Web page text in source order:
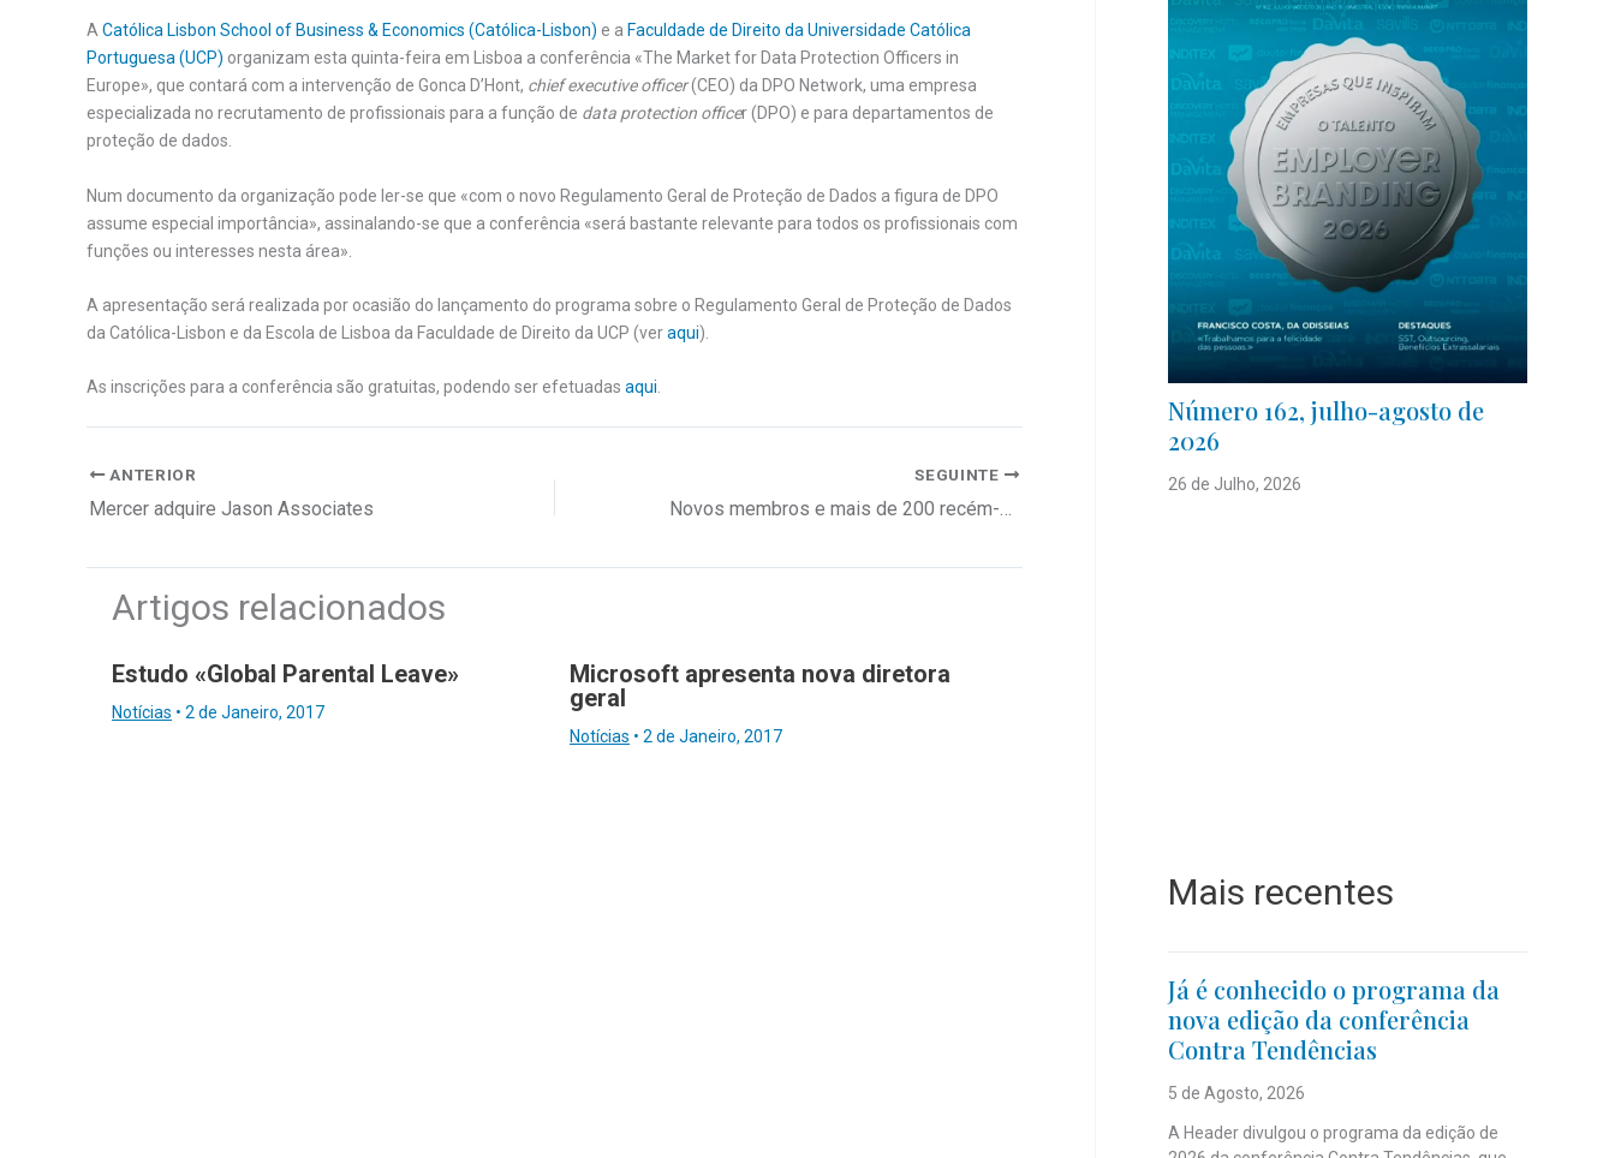
A Católica Lisbon School of Business & Economics (Católica-Lisbon) e a Faculdade de Direito da Universidade Católica
Portuguesa (UCP) organizam esta quinta-feira em Lisboa a conferência «The Market for Data Protection Officers in
Europe», que contará com a intervenção de Gonca D’Hont, chief executive officer(CEO) da DPO Network, uma empresa
especializada no recrutamento de profissionais para a função de data protection officer (DPO) e para departamentos de
proteção de dados.
Num documento da organização pode ler-se que «com o novo Regulamento Geral de Proteção de Dados a figura de DPO
assume especial importância», assinalando-se que a conferência «será bastante relevante para todos os profissionais com
funções ou interesses nesta área».
A apresentação será realizada por ocasião do lançamento do programa sobre o Regulamento Geral de Proteção de Dados
da Católica-Lisbon e da Escola de Lisboa da Faculdade de Direito da UCP (veraqui).
As inscrições para a conferência são gratuitas, podendo ser efetuadas aqui.
ANTERIOR
Mercer adquire Jason Associates
SEGUINTE
Novos membros e mais de 200 recém-graduados na KPMG Portugal
Artigos relacionados
Estudo «Global Parental Leave»
Notícias • 2 de Janeiro, 2017
Microsoft apresenta nova diretora
geral
Notícias • 2 de Janeiro, 2017
Número 162, julho-agosto de
2026
26 de Julho, 2026
Mais recentes
Já é conhecido o programa da
nova edição da conferência
Contra Tendências
5 de Agosto, 2026
A Header divulgou o programa da edição de